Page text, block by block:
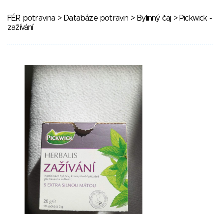
FÉR potravina > Databáze potravin > Bylinný čaj > Pickwick -
zažívání